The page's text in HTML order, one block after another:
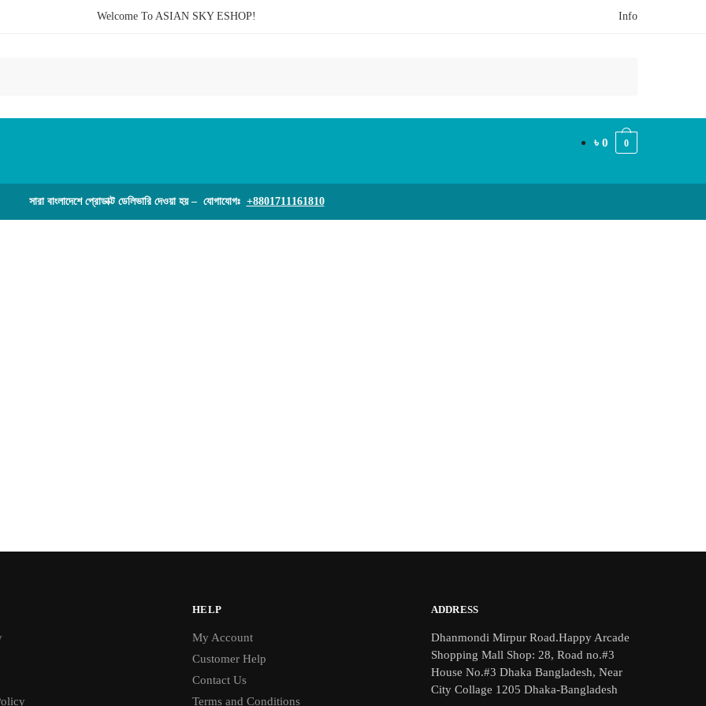
Welcome To ASIAN SKY ESHOP! Info
৳0 0
সারা বাংলাদেশে প্রোডাক্ট ডেলিভারি দেওয়া হয় – যোগাযোগঃ +8801711161810
HELP
My Account
Customer Help
Contact Us
Terms and Conditions
ADDRESS
Dhanmondi Mirpur Road.Happy Arcade
Shopping Mall Shop: 28, Road no.#3
House No.#3 Dhaka Bangladesh, Near
City Collage 1205 Dhaka-Bangladesh